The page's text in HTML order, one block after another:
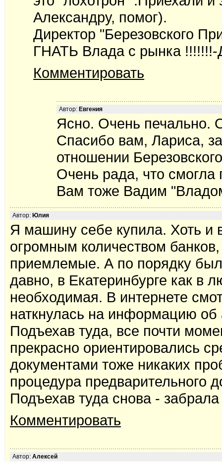
Александру, помог).
Директор "Березовского
ГНАТЬ Влада с рынка
Комментировать
Автор: Евгения
Ясно. Очень печально.
Спасибо вам, Лариса,
отношении
Очень рада, что смогла
Вам тоже Вадим
Автор: Юлия
Я машину себе купила. Хоть и
огромным количеством
приемлемые. А по порядку
давно, в Екатеринбурге как в
необходимая. В интернете
наткнулась на информацию об
Подъехав туда, все почти
прекрасно ориентировались
документами тоже никаких
процедура предварительного
Подъехав туда снова -
Комментировать
Автор: Алексей